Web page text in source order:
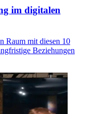
im digitalen
Raum mit diesen 10
Beziehungen